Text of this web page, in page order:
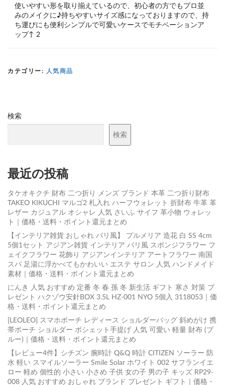
使いやすい形を取り揃えているので、初心者の方でもプロ並
みのメイクに♪持ちやすいサイズ感になっておりますので、持
ち運びにも便利シンプルで可愛いケースでモチベーションア
ップ↑ 2
カテゴリー: 人気商品
検索
検索
最近の投稿
タケオキクチ 財布 二つ折り メンズ ブランド 本革 二つ折り財布
TAKEO KIKUCHI マルゴ2 札入れ ハーフウォレット 折財布 牛革 革
レザー カジュアル オシャレ 人気 さいふ サイフ 革小物 ウォレッ
ト｜価格・送料・ポイント還元まとめ
【インテリア雑貨 おしゃれ バリ風】 プルメリア 造花 白 SS 4cm
5個1セット アジアン雑貨 インテリア バリ風 スポンジフラワー フ
ェイクフラワー 花飾り アジアンインテリア アートフラワー 南国
スパ 足湯に浮かべてもかわいい エステ サロン 人気 ハンドメイド
素材｜価格・送料・ポイント還元まとめ
にんき 人気 おすすめ 定番 冬 春 孫 冬 新生活 ギフト 寒さ 対策 プ
レゼント ハクゾウ安針BOX 3.5L HZ-001 NYO 5個入 3118053｜価
格・送料・ポイント還元まとめ
[LEOLEO] スマホポーチ レディース ショルダーバッグ 斜めがけ 携
帯ポーチ ショルダー ポシェット手提げ 人気 可愛い 軽量 財布 (ブ
ルー)｜価格・送料・ポイント還元まとめ
【レビュー4件】シチズン 腕時計 Q&Q 時計 CITIZEN ソーラー 防
水 軽い スマイルソーラー Smile Solar ホワイト 002 サフランイエ
ロー 軽め 個性的 小さい 小さめ 子供 女の子 男の子 キッズ RP29-
008 人気 おすすめ おしゃれ ブランド プレゼント ギフト｜価格・